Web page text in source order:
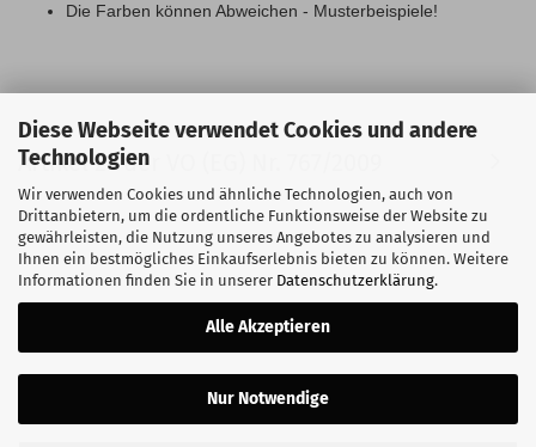
Diese Webseite verwendet Cookies und andere
Technologien
Wir verwenden Cookies und ähnliche Technologien, auch von
Drittanbietern, um die ordentliche Funktionsweise der Website zu
gewährleisten, die Nutzung unseres Angebotes zu analysieren und
Ihnen ein bestmögliches Einkaufserlebnis bieten zu können. Weitere
Informationen finden Sie in unserer Datenschutzerklärung.
Alle Akzeptieren
Nur Notwendige
Die Farben können Abweichen - Musterbeispiele!
Artikel 21 der VO (EG) Nr. 767/2009